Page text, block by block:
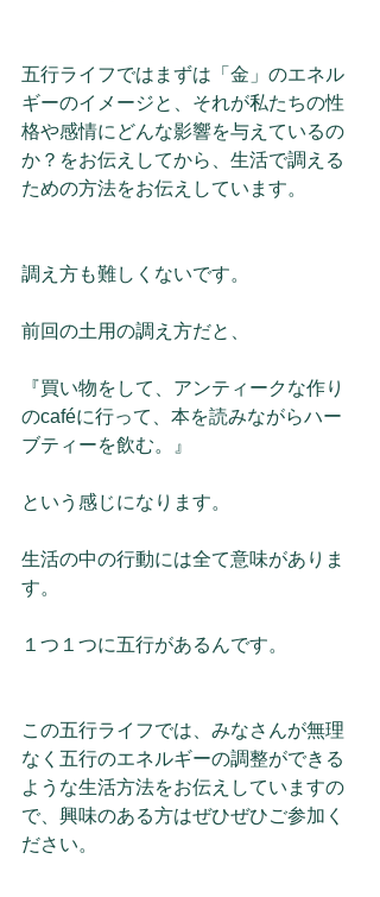
五行ライフではまずは「金」のエネル
ギーのイメージと、それが私たちの性
格や感情にどんな影響を与えているの
か？をお伝えしてから、生活で調える
ための方法をお伝えしています。
調え方も難しくないです。
前回の土用の調え方だと、
『買い物をして、アンティークな作り
のcaféに行って、本を読みながらハー
ブティーを飲む。』
という感じになります。
生活の中の行動には全て意味がありま
す。
１つ１つに五行があるんです。
この五行ライフでは、みなさんが無理
なく五行のエネルギーの調整ができる
ような生活方法をお伝えしていますの
で、興味のある方はぜひぜひご参加く
ださい。